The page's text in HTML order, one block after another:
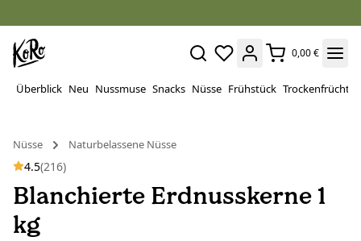
0,00 €
Überblick Neu Nussmuse Snacks Nüsse Frühstück Trockenfrüchte
Nüsse
Naturbelassene Nüsse
4.5(216)
Blanchierte Erdnusskerne 1
kg